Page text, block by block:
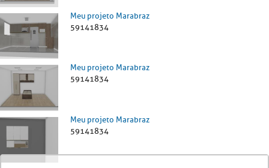
Meu projeto Marabraz
59141834
Meu projeto Marabraz
59141834
Meu projeto Marabraz
59141834